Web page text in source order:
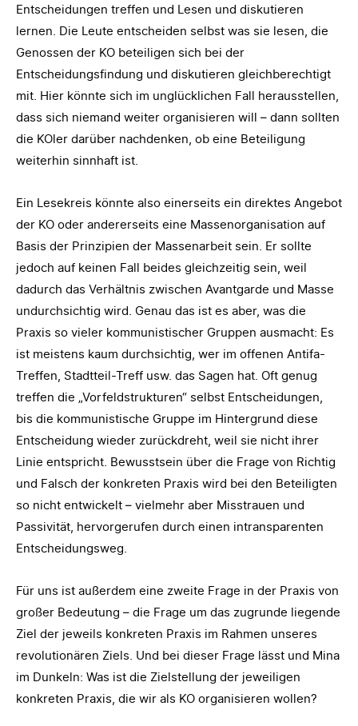
Entscheidungen treffen und Lesen und diskutieren
lernen. Die Leute entscheiden selbst was sie lesen, die
Genossen der KO beteiligen sich bei der
Entscheidungsfindung und diskutieren gleichberechtigt
mit. Hier könnte sich im unglücklichen Fall herausstellen,
dass sich niemand weiter organisieren will – dann sollten
die KOler darüber nachdenken, ob eine Beteiligung
weiterhin sinnhaft ist.
Ein Lesekreis könnte also einerseits ein direktes Angebot
der KO oder andererseits eine Massenorganisation auf
Basis der Prinzipien der Massenarbeit sein. Er sollte
jedoch auf keinen Fall beides gleichzeitig sein, weil
dadurch das Verhältnis zwischen Avantgarde und Masse
undurchsichtig wird. Genau das ist es aber, was die
Praxis so vieler kommunistischer Gruppen ausmacht: Es
ist meistens kaum durchsichtig, wer im offenen Antifa-
Treffen, Stadtteil-Treff usw. das Sagen hat. Oft genug
treffen die „Vorfeldstrukturen“ selbst Entscheidungen,
bis die kommunistische Gruppe im Hintergrund diese
Entscheidung wieder zurückdreht, weil sie nicht ihrer
Linie entspricht. Bewusstsein über die Frage von Richtig
und Falsch der konkreten Praxis wird bei den Beteiligten
so nicht entwickelt – vielmehr aber Misstrauen und
Passivität, hervorgerufen durch einen intransparenten
Entscheidungsweg.
Für uns ist außerdem eine zweite Frage in der Praxis von
großer Bedeutung – die Frage um das zugrunde liegende
Ziel der jeweils konkreten Praxis im Rahmen unseres
revolutionären Ziels. Und bei dieser Frage lässt und Mina
im Dunkeln: Was ist die Zielstellung der jeweiligen
konkreten Praxis, die wir als KO organisieren wollen?